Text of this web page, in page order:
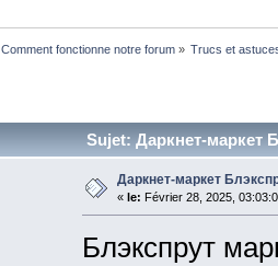
Comment fonctionne notre forum» Trucs et
Sujet: Даркнет-маркет
Даркнет-маркет
« le: Février 28, 2025,
Блэкспрут